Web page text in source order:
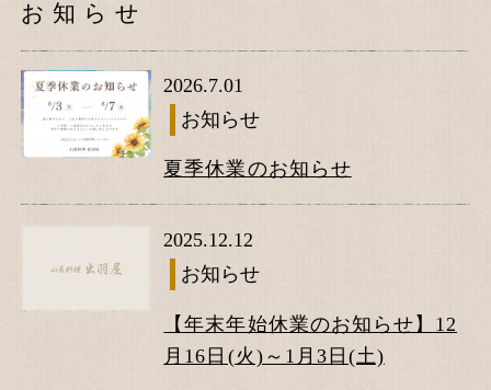
お知らせ
2026.7.01
お知らせ
夏季休業のお知らせ
2025.12.12
お知らせ
【年末年始休業のお知らせ】12
月16日(火)～1月3日(土)